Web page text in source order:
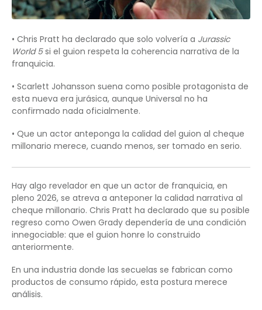
• Chris Pratt ha declarado que solo volvería a Jurassic
World 5si el guion respeta la coherencia narrativa de la
franquicia.
• Scarlett Johansson suena como posible protagonista de
esta nueva era jurásica, aunque Universal no ha
confirmado nada oficialmente.
• Que un actor anteponga la calidad del guion al cheque
millonario merece, cuando menos, ser tomado en serio.
Hay algo revelador en que un actor de franquicia, en
pleno 2026, se atreva a anteponer la calidad narrativa al
cheque millonario. Chris Pratt ha declarado que su posible
regreso como Owen Grady dependería de una condición
innegociable: que el guion honre lo construido
anteriormente.
En una industria donde las secuelas se fabrican como
productos de consumo rápido, esta postura merece
análisis.